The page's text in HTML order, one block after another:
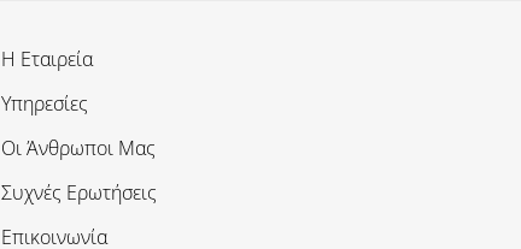
Η Εταιρεία
Υπηρεσίες
Οι Άνθρωποι Μας
Συχνές Ερωτήσεις
Επικοινωνία